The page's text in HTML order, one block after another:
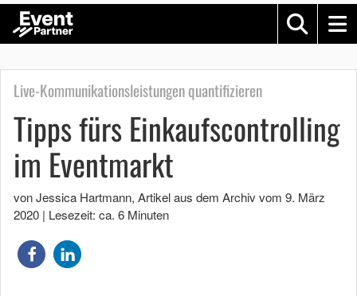
Live-Kommunikationsleistungen quantifizieren
Tipps fürs Einkaufscontrolling
im Eventmarkt
von Jessica Hartmann, Artikel aus dem Archiv vom 9. März
2020 | Lesezeit: ca. 6 Minuten